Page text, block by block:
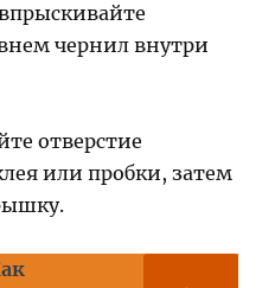
чернил внутри
отверстие
или пробки, затем